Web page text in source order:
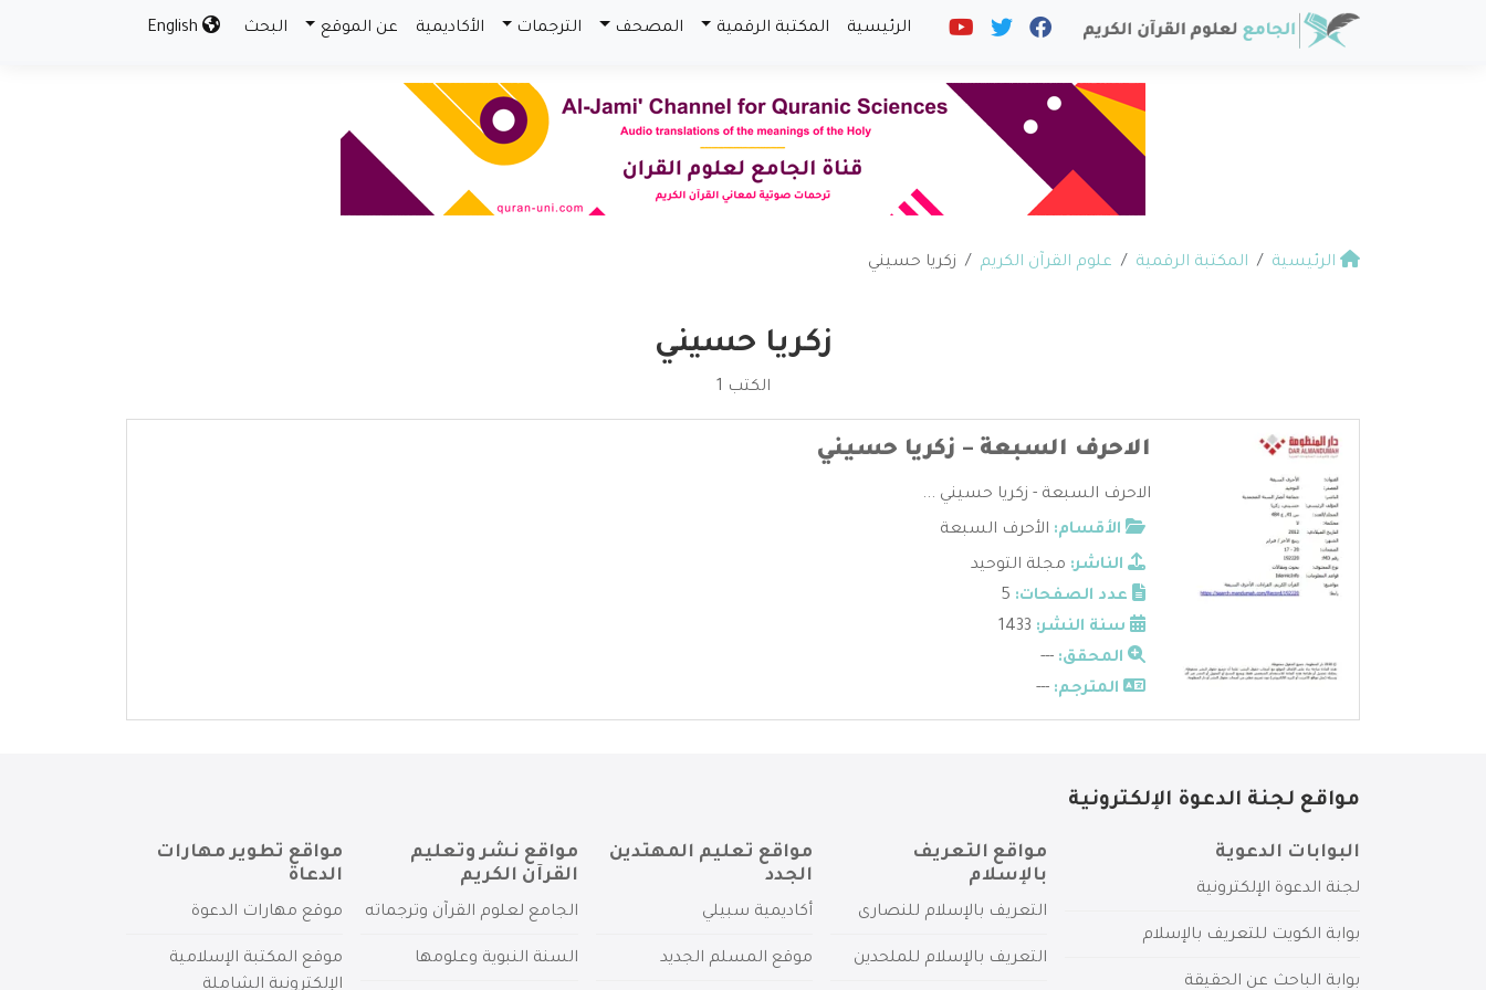
الرئيسية المكتبة الرقمية المصحف الترجمات الأكاديمية عن الموقع البحث
الرئيسية المكتبة الرقمية علوم القرآن الكريم زكريا حسيني
زكريا حسيني
الكتب 1
الاحرف السبعة – زكريا حسيني
الاحرف السبعة - زكريا حسيني ...
الأقسام: الأحرف السبعة
الناشر: مجلة التوحيد
عدد الصفحات:
سنة النشر:
المحقق: ---
المترجم: ---
مواقع لجنة الدعوة الإلكترونية
البوابات الدعوية
لجنة الدعوة الإلكترونية
بوابة الكويت للتعريف بالإسلام
بوابة الباحث عن الحقيقة
مواقع التعريف
بالإسلام
التعريف بالإسلام للنصارى
التعريف بالإسلام للملحدين
مواقع تعليم المهتدين
الجدد
أكاديمية سبيلي
موقع المسلم الجديد
مواقع نشر وتعليم
القرآن الكريم
الجامع لعلوم القرآن وترجماته
السنة النبوية وعلومها
مواقع تطوير مهارات
الدعاة
موقع مهارات الدعوة
موقع المكتبة الإسلامية
الإلكترونية الشاملة